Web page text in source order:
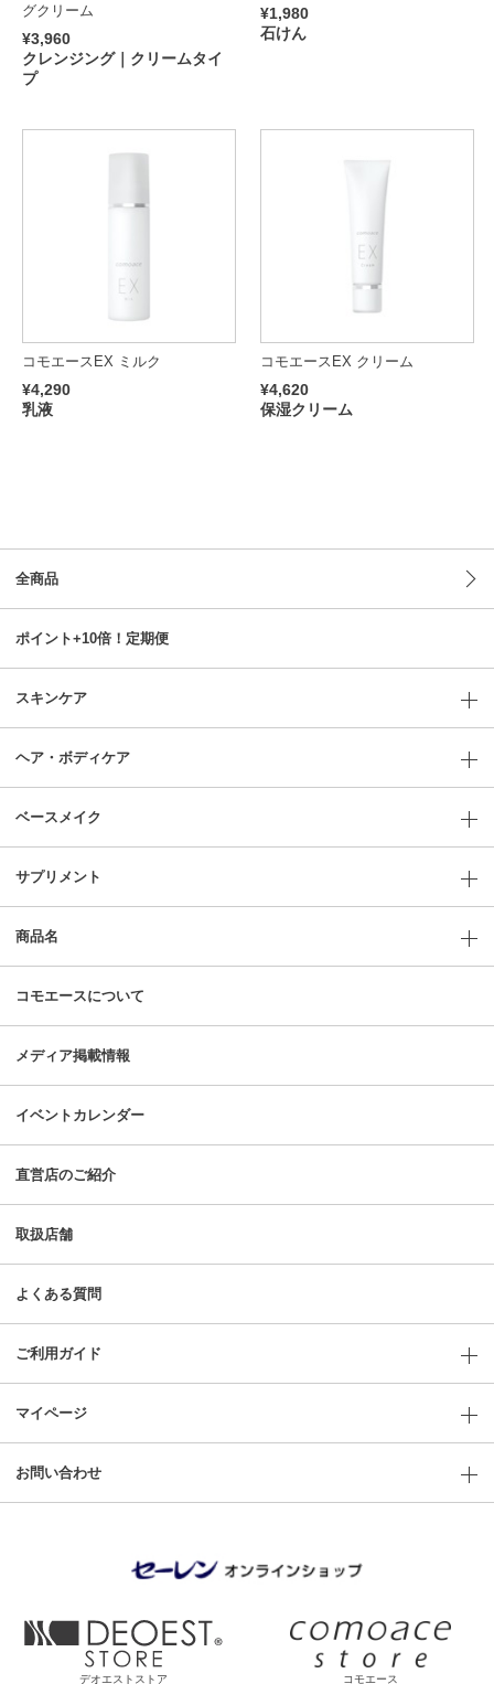
グクリーム
¥3,960
クレンジング｜クリームタイ
プ
¥1,980
石けん
コモエースEX ミルク
¥4,290
乳液
コモエースEX クリーム
¥4,620
保湿クリーム
全商品
ポイント+10倍！定期便
スキンケア
ヘア・ボディケア
ベースメイク
サプリメント
商品名
コモエースについて
メディア掲載情報
イベントカレンダー
直営店のご紹介
取扱店舗
よくある質問
ご利用ガイド
マイページ
お問い合わせ
デオエストストア コモエース